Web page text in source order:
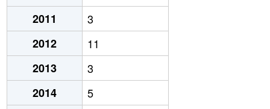
2011
3
2012
11
2013
3
2014
5